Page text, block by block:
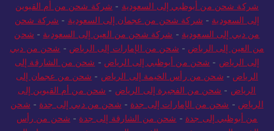
شركة شحن من أبوظبي إلى السعودية - شركة شحن من أم القيوين
إلى السعودية - شركة شحن من عجمان إلى السعودية - شركة شحن
من دبي إلى السعودية - شركة شحن من العين إلى السعودية - شحن
من العين إلى الرياض - شحن من الإمارات إلى الرياض - شحن من دبي
إلى الرياض - شحن من أبوظبي إلى الرياض - شحن من الشارقة إلى
الرياض - شحن من رأس الخيمة إلى الرياض - شحن من عجمان إلى
الرياض - شحن من الفجيرة إلى الرياض - شحن من أم القيوين إلى
الرياض - شحن من الإمارات إلى جدة - شحن من دبي إلى جدة - شحن
من أبوظبي إلى جدة - شحن من الشارقة إلى جدة - شحن من رأس